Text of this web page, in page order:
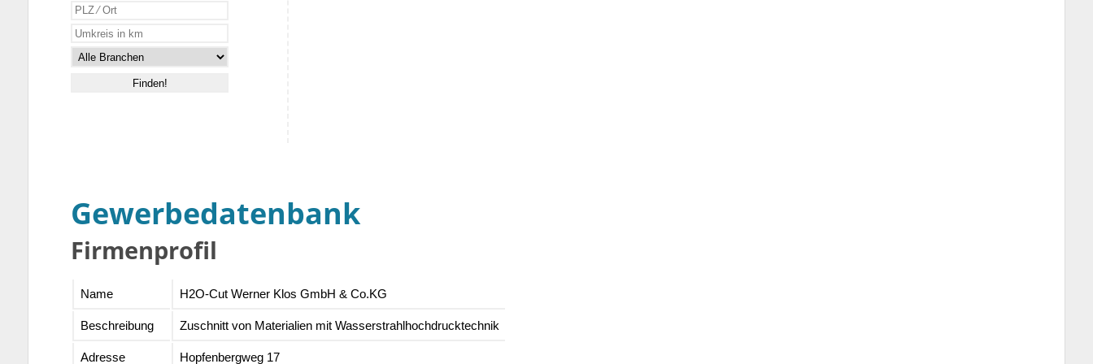
Gewerbedatenbank
Firmenprofil
Name H2O-Cut Werner Klos GmbH & Co.KG
Beschreibung Zuschnitt von Materialien mit Wasserstrahlhochdrucktechnik
Adresse Hopfenbergweg 17